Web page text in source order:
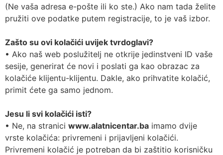
(Ne vaša adresa e-pošte ili ko ste.) Ako nam tada želite
pružiti ove podatke putem registracije, to je vaš izbor.
Zašto su ovi kolačići uvijek tvrdoglavi?
• Ako naš web poslužitelj ne otkrije jedinstveni ID vaše
sesije, generirat će novi i poslati ga kao obrazac za
kolačiće klijentu-klijentu. Dakle, ako prihvatite kolačić,
primit ćete ga samo jednom.
Jesu li svi kolačići isti?
• Ne, na stranici www.alatnicentar.ba imamo dvije
vrste kolačića: privremeni i prijavljeni kolačići.
Privremeni kolačić je potreban da bi zaštitio korisničku